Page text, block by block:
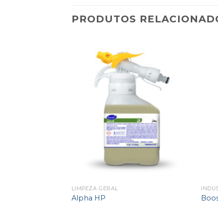
PRODUTOS
LIMPEZA GERAL
Alpha HP